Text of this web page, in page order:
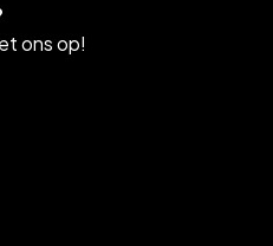
ons op!